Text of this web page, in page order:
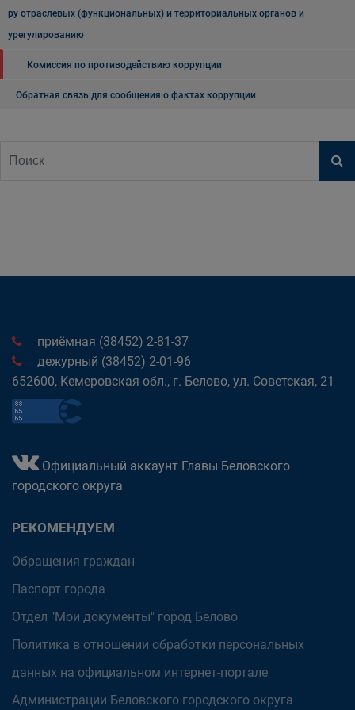
ру отраслевых (функциональных) и территориальных органов и
урегулированию
Комиссия по противодействию коррупции
Обратная связь для сообщения о фактах коррупции
приёмная (38452) 2-81-37
дежурный (38452) 2-01-96
652600, Кемеровская обл., г. Белово, ул. Советская, 21
Официальный аккаунт Главы Беловского
городского округа
РЕКОМЕНДУЕМ
Обращения граждан
Паспорт города
Отдел "Мои документы" город Белово
Политика в отношении обработки персональных
данных на официальном интернет-портале
Администрации Беловского городского округа